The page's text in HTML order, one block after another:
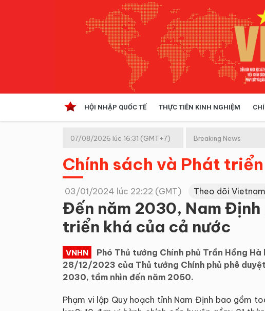
HỘI NHẬP QUỐC TẾ THỰC TIỄN KINH NGHIỆM
Kinh tế hội nhập
Doanh nghiệp
07/08/2026 lúc 16:31 (GMT+7) Breaking News
Chính sách và Phát triển
03/01/2024 lúc 22:22 (GMT) Theo dõi
Đến năm 2030, Nam
triển khá của cả nước
VNHN
Phó Thủ tướng Chính phủ Trần Hồng
28/12/2023 của Thủ tướng Chính phủ phê
2030, tầm nhìn đến năm 2050.
Phạm vi lập Quy hoạch tỉnh Nam Định bao gồm